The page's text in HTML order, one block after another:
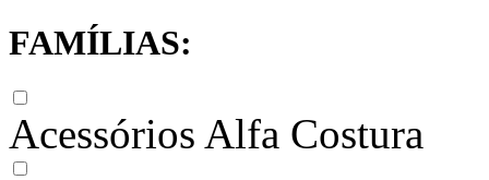
FAMÍLIAS:
Acessórios Alfa Costura